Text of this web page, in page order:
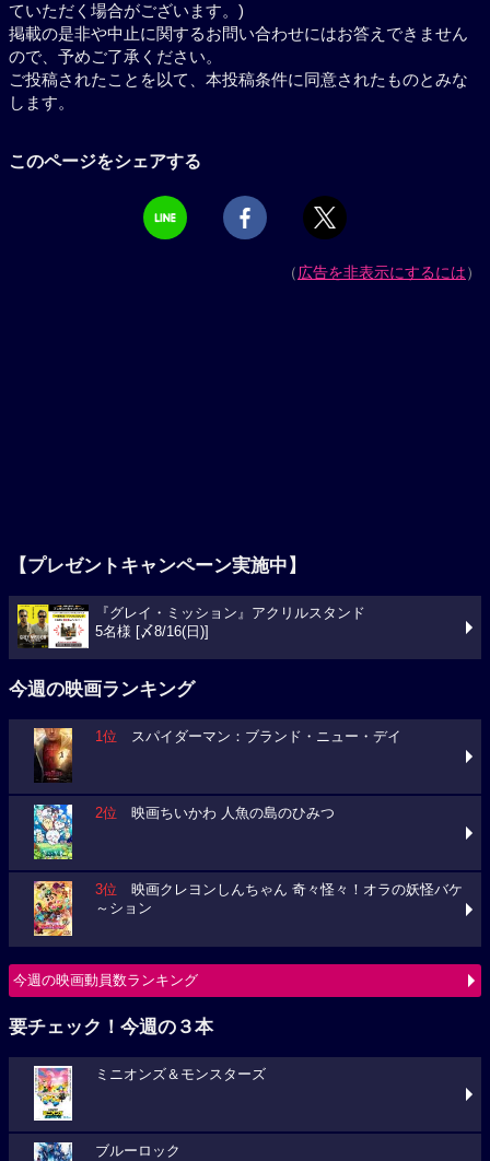
ていただく場合がございます。)
掲載の是非や中止に関するお問い合わせにはお答えできません
ので、予めご了承ください。
ご投稿されたことを以て、本投稿条件に同意されたものとみな
します。
このページをシェアする
（広告を非表示にするには）
【プレゼントキャンペーン実施中】
『グレイ・ミッション』アクリルスタンド
5名様 [〆8/16(日)]
今週の映画ランキング
1位 スパイダーマン：ブランド・ニュー・デイ
2位 映画ちいかわ 人魚の島のひみつ
3位 映画クレヨンしんちゃん 奇々怪々！オラの妖怪バケ
～ション
今週の映画動員数ランキング
要チェック！今週の３本
ミニオンズ＆モンスターズ
ブルーロック